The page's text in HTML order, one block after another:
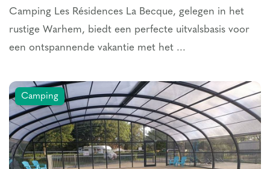
Camping Les Résidences La Becque, gelegen in het
rustige Warhem, biedt een perfecte uitvalsbasis voor
een ontspannende vakantie met het ...
Camping